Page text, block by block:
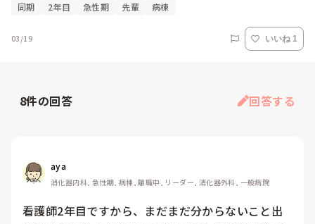
同期 2年目 急性期 先輩 病棟
03/19 いいね 1
8件の回答 回答する
aya
消化器内科, 急性期, 病棟, 離職中, リーダー, 消化器外科, 一般病院
看護師2年目ですから、まだまだ分からないこと出